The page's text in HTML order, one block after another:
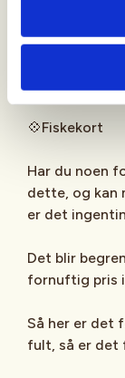
💠Drikke
💠Fiskekort
Har du noen
dette, og kan
er det
Det blir
fornuftig pris
Så her er det
fult, så er det